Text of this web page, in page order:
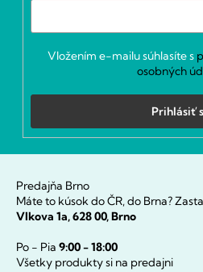
Vložením e-mailu súhlasíte s
osobných
Prihlásiť
Predajňa Brno
Máte to kúsok do ČR, do Brna?
Vlkova 1a, 628 00, Brno
Po - Pia 9:00 - 18:00
Všetky produkty si na predajni